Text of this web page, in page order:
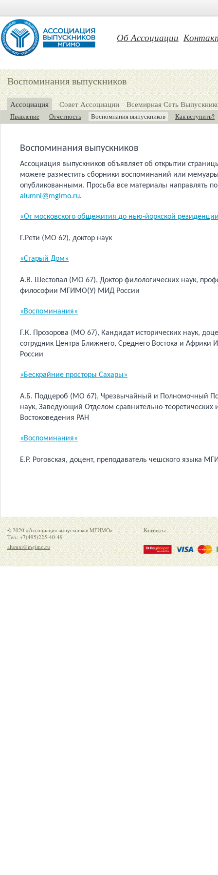
Об Ассоциации
Воспоминания выпускников
Ассоциация Совет Ассоциации Всемирная Сеть
Правление Отчетность Воспомнания выпускников Как вступить?
Воспоминания выпускников
Ассоциация выпускников объявляет об открытии
можете разместить сборники воспоминаний или
опубликованными. Просьба все материалы направлять
alumni@mgimo.ru.
«От московского общежития до нью-йоркской
Г.Рети (МО 62), доктор наук
«Старый Дом»
А.В. Шестопал (МО 67), Доктор филологических наук,
философии МГИМО(У) МИД России
«Воспоминания»
Г.К. Прозорова (МО 67), Кандидат исторических наук,
сотрудник Центра Ближнего, Среднего Востока и
России
«Бескрайние просторы Сахары»
А.Б. Подцероб (МО 67), Чрезвычайный и Полномочный
наук, Заведующий Отделом сравнительно-теоретических
Востоковедения РАН
«Воспоминания»
Е.Р. Роговская, доцент, преподаватель чешского языка
© 2020 «Ассоциация выпускников МГИМО»
Тел.: +7(495)225-40-49
alumni@mgimo.ru
Контакты